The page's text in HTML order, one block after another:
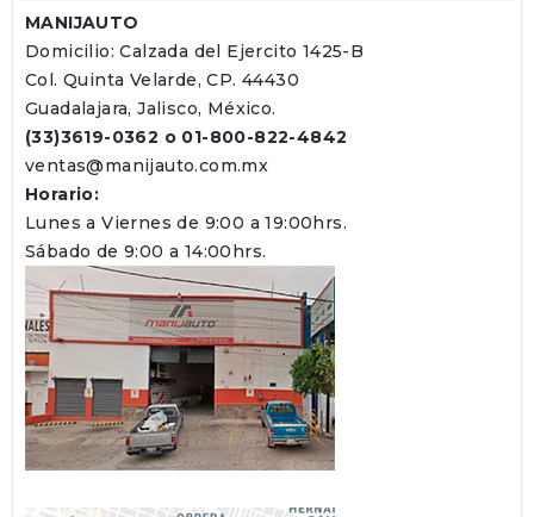
MANIJAUTO
Domicilio: Calzada del Ejercito 1425-B
Col. Quinta Velarde, CP. 44430
Guadalajara, Jalisco, México.
(33)3619-0362 o 01-800-822-4842
ventas@manijauto.com.mx
Horario:
Lunes a Viernes de 9:00 a 19:00hrs.
Sábado de 9:00 a 14:00hrs.